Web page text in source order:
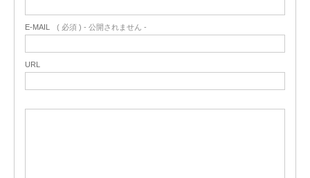
E-MAIL ( 必須 ) - 公開されません -
URL